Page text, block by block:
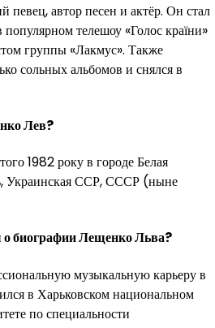
автор песен и актёр. Он стал
телешоу «Голос країни»
группы «Лакмус». Также
сольных альбомов и снялся в
Лев?
1982 року в городе Белая
Украинская ССР, СССР (ныне
биографии Лещенко Льва?
музыкальную карьеру в
в Харьковском национальном
по специальности